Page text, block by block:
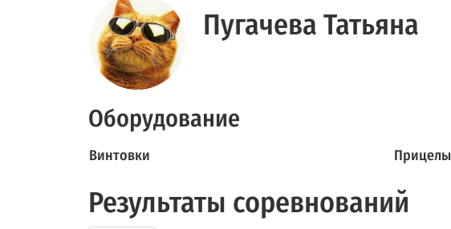
Пугачева Татьяна
Оборудование
Винтовки Прицелы
Результаты соревнований